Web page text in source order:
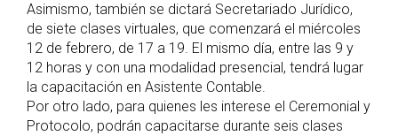
Asimismo, también se dictará Secretariado Jurídico,
de siete clases virtuales, que comenzará el miércoles
12 de febrero, de 17 a 19. El mismo día, entre las 9 y
12 horas y con una modalidad presencial, tendrá lugar
la capacitación en Asistente Contable.
Por otro lado, para quienes les interese el Ceremonial y
Protocolo, podrán capacitarse durante seis clases